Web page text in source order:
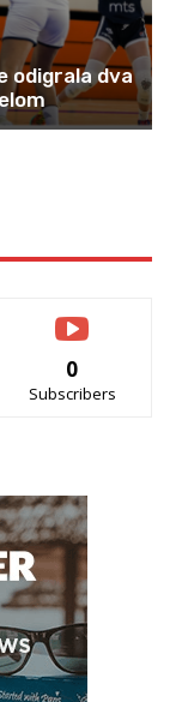
odigrala dva
0
Subscribers